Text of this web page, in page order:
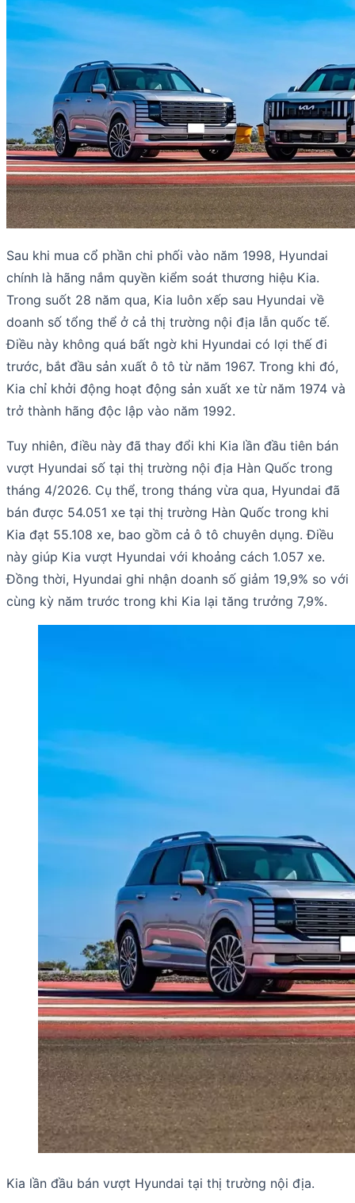
Sau khi mua cổ phần chi phối vào năm 1998, Hyundai
chính là hãng nắm quyền kiểm soát thương hiệu Kia.
Trong suốt 28 năm qua, Kia luôn xếp sau Hyundai về
doanh số tổng thể ở cả thị trường nội địa lẫn quốc tế.
Điều này không quá bất ngờ khi Hyundai có lợi thế đi
trước, bắt đầu sản xuất ô tô từ năm 1967. Trong khi đó,
Kia chỉ khởi động hoạt động sản xuất xe từ năm 1974 và
trở thành hãng độc lập vào năm 1992.
Tuy nhiên, điều này đã thay đổi khi Kia lần đầu tiên bán
vượt Hyundai số tại thị trường nội địa Hàn Quốc trong
tháng 4/2026. Cụ thể, trong tháng vừa qua, Hyundai đã
bán được 54.051 xe tại thị trường Hàn Quốc trong khi
Kia đạt 55.108 xe, bao gồm cả ô tô chuyên dụng. Điều
này giúp Kia vượt Hyundai với khoảng cách 1.057 xe.
Đồng thời, Hyundai ghi nhận doanh số giảm 19,9% so với
cùng kỳ năm trước trong khi Kia lại tăng trưởng 7,9%.
Kia lần đầu bán vượt Hyundai tại thị trường nội địa.